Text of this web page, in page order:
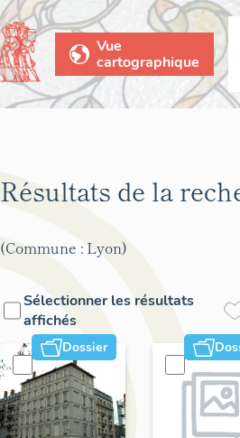
Vue
cartographique
Résultats de la
(Commune : Lyon)
Sélectionner les résultats
affichés
Dossier